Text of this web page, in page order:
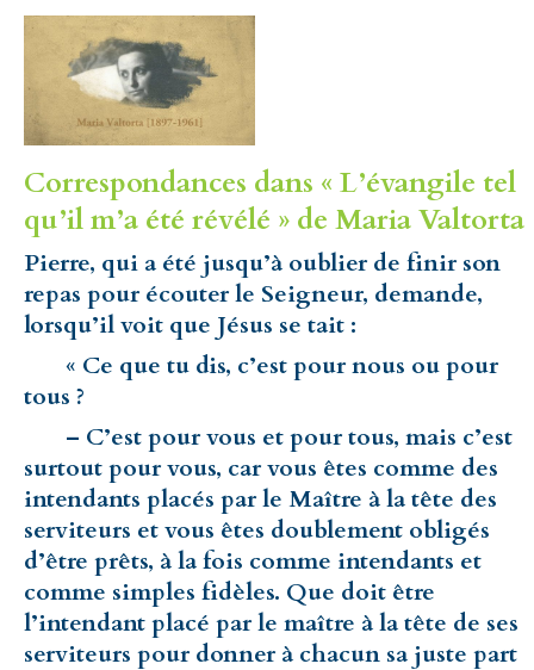
Correspondances dans « L’évangile tel
qu’il m’a été révélé » de Maria Valtorta
Pierre, qui a été jusqu’à oublier de finir son
repas pour écouter le Seigneur, demande,
lorsqu’il voit que Jésus se tait :
« Ce que tu dis, c’est pour nous ou pour
tous ?
– C’est pour vous et pour tous, mais c’est
surtout pour vous, car vous êtes comme des
intendants placés par le Maître à la tête des
serviteurs et vous êtes doublement obligés
d’être prêts, à la fois comme intendants et
comme simples fidèles. Que doit être
l’intendant placé par le maître à la tête de ses
serviteurs pour donner à chacun sa juste part